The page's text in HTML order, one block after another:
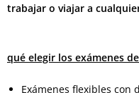
trabajar o viajar a
qué elegir los exámenes
Exámenes flexibles con